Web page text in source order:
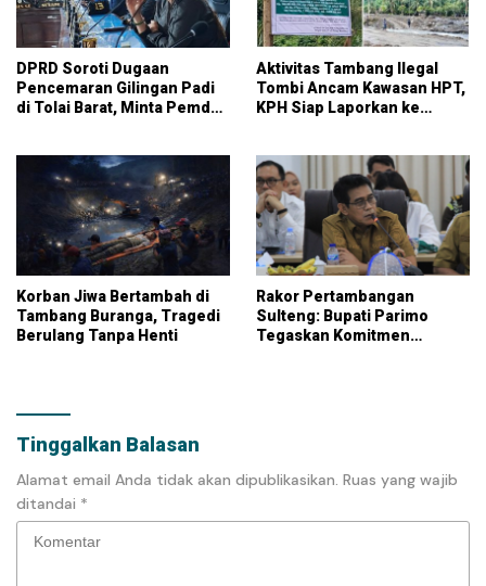
DPRD Soroti Dugaan
Pencemaran Gilingan Padi
di Tolai Barat, Minta Pemda
Aktivitas Tambang Ilegal
Tombi Ancam Kawasan HPT,
KPH Siap Laporkan ke
Korban Jiwa Bertambah di
Tambang Buranga, Tragedi
Berulang Tanpa Henti
Rakor Pertambangan
Sulteng: Bupati Parimo
Tegaskan Komitmen
Tinggalkan Balasan
Alamat email Anda tidak akan dipublikasikan. Ruas yang wajib
ditandai *